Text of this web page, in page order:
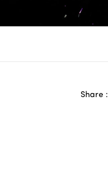
Share :